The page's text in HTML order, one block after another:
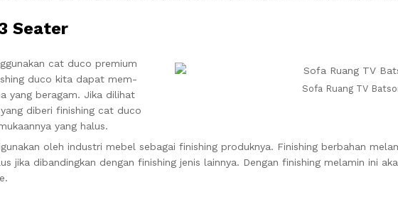
Seater
Sofa Ruang TV
cat duco premium
duco kita dapat mem-
yang beragam. Jika dilihat
diberi finishing cat duco
yang halus.
oleh industri mebel sebagai finishing produknya. Finishing berbahan
jika dibandingkan dengan finishing jenis lainnya. Dengan finishing melamin ini